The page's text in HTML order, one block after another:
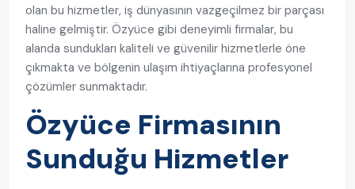
olan bu hizmetler, iş dünyasının vazgeçilmez bir parçası
haline gelmiştir. Özyüce gibi deneyimli firmalar, bu
alanda sundukları kaliteli ve güvenilir hizmetlerle öne
çıkmakta ve bölgenin ulaşım ihtiyaçlarına profesyonel
çözümler sunmaktadır.
Özyüce Firmasının
Sunduğu Hizmetler